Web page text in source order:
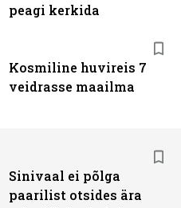
peagi kerkida
Kosmiline huvireis 7
veidrasse maailma
Sinivaal ei põlga
paarilist otsides ära